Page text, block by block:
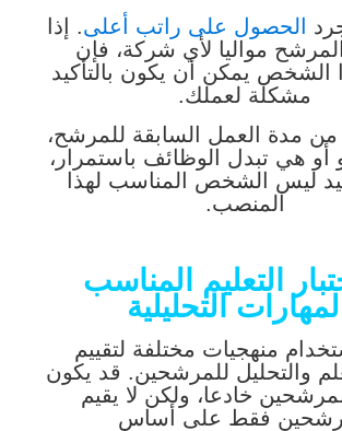
الحصول على راتب أعلى. إذا
مواليا لأي شركة، فإن
يمكن أن يكون بالتأكيد
مشكلة لعملك.
من مدة العمل السابقة للمرشح،
أو هي تبدل الوظائف باستمرار،
ليس الشخص المناسب لهذا
المنصب.
التعليم المناسب
التحليلية
منهجيات مختلفة لتقييم
والتحليل للمرشحين. قد يكون
خادعا، ولكن لا يقيم
فقط على أساس